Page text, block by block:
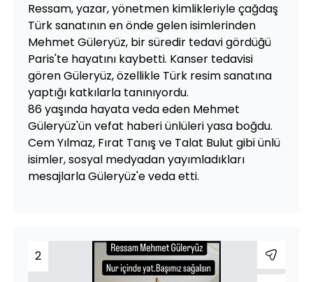
Ressam, yazar, yönetmen kimlikleriyle çağdaş
Türk sanatının en önde gelen isimlerinden
Mehmet Güleryüz, bir süredir tedavi gördüğü
Paris'te hayatını kaybetti. Kanser tedavisi
gören Güleryüz, özellikle Türk resim sanatına
yaptığı katkılarla tanınıyordu.
86 yaşında hayata veda eden Mehmet
Güleryüz'ün vefat haberi ünlüleri yasa boğdu.
Cem Yılmaz, Fırat Tanış ve Talat Bulut gibi ünlü
isimler, sosyal medyadan yayımladıkları
mesajlarla Güleryüz'e veda etti.
2